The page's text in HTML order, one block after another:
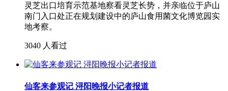
灵芝出口培育示范基地察看灵芝长势，并亲临位于庐山
南门入口处正在规划建设中的庐山食用菌文化博览园实
地考察。
3040 人看过
仙客来参观记 浔阳晚报小记者报道